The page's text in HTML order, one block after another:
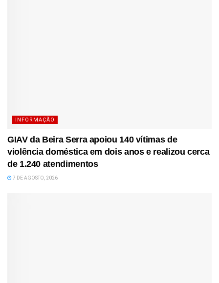
INFORMAÇÃO
GIAV da Beira Serra apoiou 140 vítimas de
violência doméstica em dois anos e realizou cerca
de 1.240 atendimentos
7 DE AGOSTO, 2026